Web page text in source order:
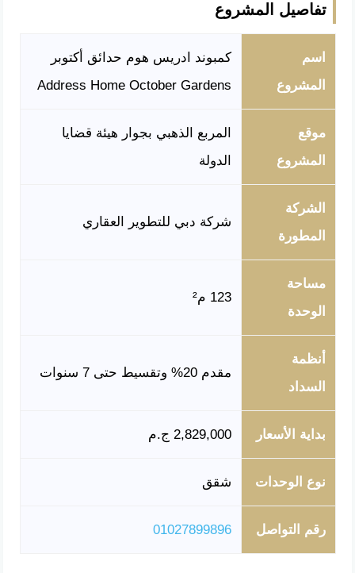
تفاصيل المشروع
اسم
المشروع
كمبوند ادريس هوم حدائق أكتوبر
Address Home October Gardens
موقع
المشروع
المربع الذهبي بجوار هيئة قضايا
الدولة
الشركة
المطورة
شركة دبي للتطوير العقاري
مساحة
الوحدة
123 م²
أنظمة
السداد
مقدم 20% وتقسيط حتى 7 سنوات
بداية الأسعار 2,829,000 ج.م
نوع الوحدات شقق
رقم التواصل 01027899896